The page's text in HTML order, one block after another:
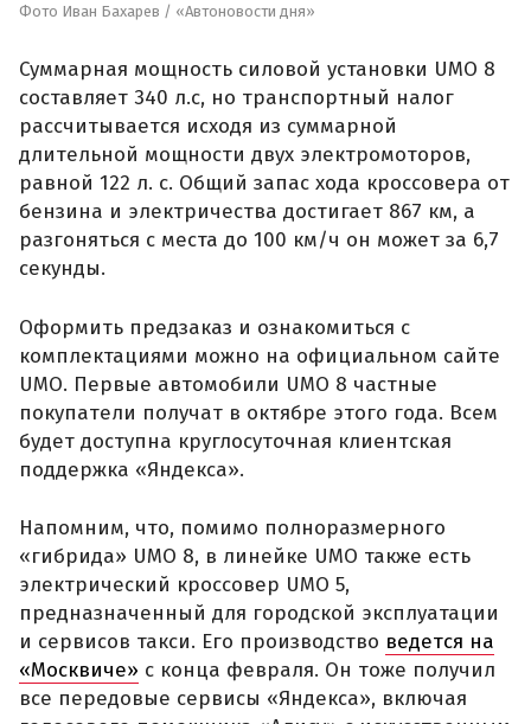
Фото Иван Бахарев / «Автоновости дня»
Суммарная мощность силовой установки UMO 8
составляет 340 л.с, но транспортный налог
рассчитывается исходя из суммарной
длительной мощности двух электромоторов,
равной 122 л. с. Общий запас хода кроссовера от
бензина и электричества достигает 867 км, а
разгоняться с места до 100 км/ч он может за 6,7
секунды.
Оформить предзаказ и ознакомиться с
комплектациями можно на официальном сайте
UMO. Первые автомобили UMO 8 частные
покупатели получат в октябре этого года. Всем
будет доступна круглосуточная клиентская
поддержка «Яндекса».
Напомним, что, помимо полноразмерного
«гибрида» UMO 8, в линейке UMO также есть
электрический кроссовер UMO 5,
предназначенный для городской эксплуатации
и сервисов такси. Его производство ведется на
«Москвиче» с конца февраля. Он тоже получил
все передовые сервисы «Яндекса», включая